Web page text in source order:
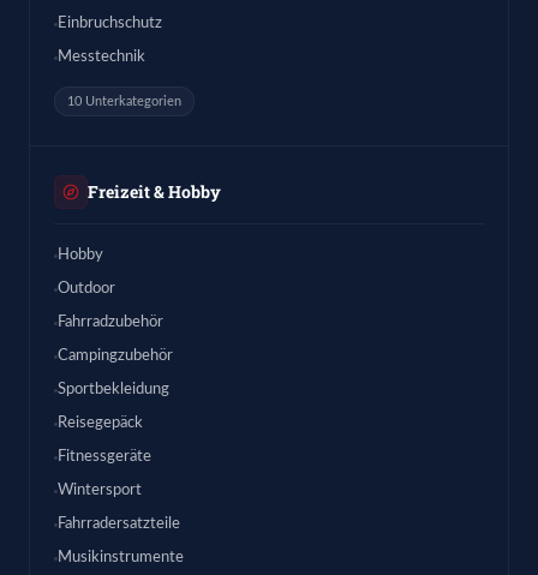
Einbruchschutz
Messtechnik
10 Unterkategorien
Freizeit & Hobby
Hobby
Outdoor
Fahrradzubehör
Campingzubehör
Sportbekleidung
Reisegepäck
Fitnessgeräte
Wintersport
Fahrradersatzteile
Musikinstrumente